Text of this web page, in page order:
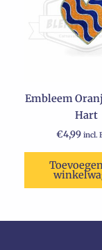
Embleem
Hart
€4,99 incl.